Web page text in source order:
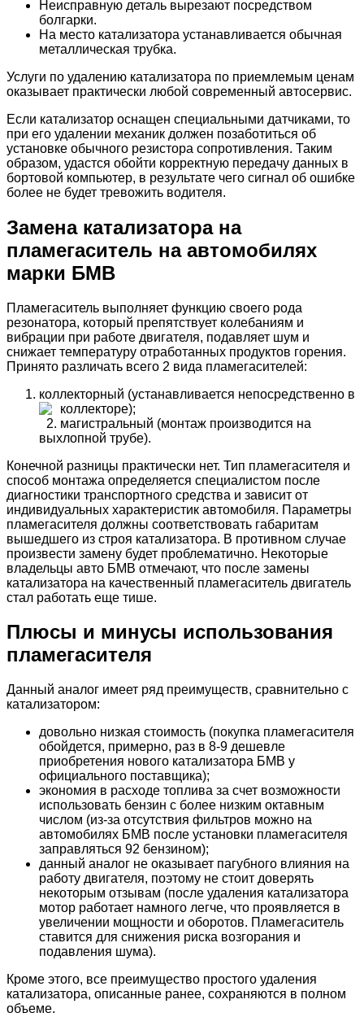
Неисправную деталь вырезают посредством
болгарки.
На место катализатора устанавливается обычная
металлическая трубка.
Услуги по удалению катализатора по приемлемым ценам
оказывает практически любой современный автосервис.
Если катализатор оснащен специальными датчиками, то
при его удалении механик должен позаботиться об
установке обычного резистора сопротивления. Таким
образом, удастся обойти корректную передачу данных в
бортовой компьютер, в результате чего сигнал об ошибке
более не будет тревожить водителя.
Замена катализатора на
пламегаситель на автомобилях
марки БМВ
Пламегаситель выполняет функцию своего рода
резонатора, который препятствует колебаниям и
вибрации при работе двигателя, подавляет шум и
снижает температуру отработанных продуктов горения.
Принято различать всего 2 вида пламегасителей:
коллекторный (устанавливается непосредственно в
коллекторе);
магистральный (монтаж производится на
выхлопной трубе).
Конечной разницы практически нет. Тип пламегасителя и
способ монтажа определяется специалистом после
диагностики транспортного средства и зависит от
индивидуальных характеристик автомобиля. Параметры
пламегасителя должны соответствовать габаритам
вышедшего из строя катализатора. В противном случае
произвести замену будет проблематично. Некоторые
владельцы авто БМВ отмечают, что после замены
катализатора на качественный пламегаситель двигатель
стал работать еще тише.
Плюсы и минусы использования
пламегасителя
Данный аналог имеет ряд преимуществ, сравнительно с
катализатором:
довольно низкая стоимость (покупка пламегасителя
обойдется, примерно, раз в 8-9 дешевле
приобретения нового катализатора БМВ у
официального поставщика);
экономия в расходе топлива за счет возможности
использовать бензин с более низким октавным
числом (из-за отсутствия фильтров можно на
автомобилях БМВ после установки пламегасителя
заправляться 92 бензином);
данный аналог не оказывает пагубного влияния на
работу двигателя, поэтому не стоит доверять
некоторым отзывам (после удаления катализатора
мотор работает намного легче, что проявляется в
увеличении мощности и оборотов. Пламегаситель
ставится для снижения риска возгорания и
подавления шума).
Кроме этого, все преимущество простого удаления
катализатора, описанные ранее, сохраняются в полном
объеме.